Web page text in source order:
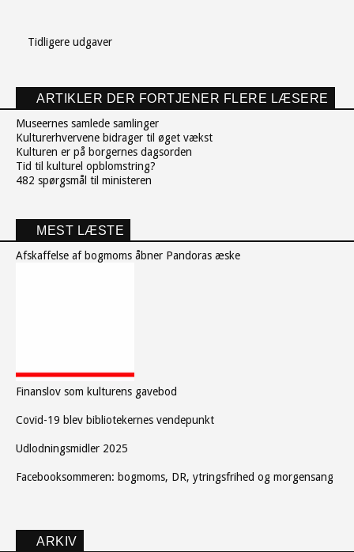
Tidligere udgaver
ARTIKLER DER FORTJENER FLERE LÆSERE
Museernes samlede samlinger
Kulturerhvervene bidrager til øget vækst
Kulturen er på borgernes dagsorden
Tid til kulturel opblomstring?
482 spørgsmål til ministeren
MEST LÆSTE
Afskaffelse af bogmoms åbner Pandoras æske
Finanslov som kulturens gavebod
Covid-19 blev bibliotekernes vendepunkt
Udlodningsmidler 2025
Facebooksommeren: bogmoms, DR, ytringsfrihed og morgensang
ARKIV